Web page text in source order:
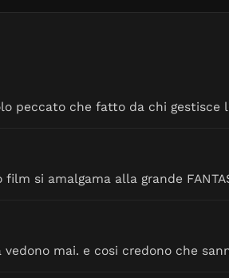
peccato che fatto da chi gestisce
si amalgama alla grande
mai. e cosi credono che